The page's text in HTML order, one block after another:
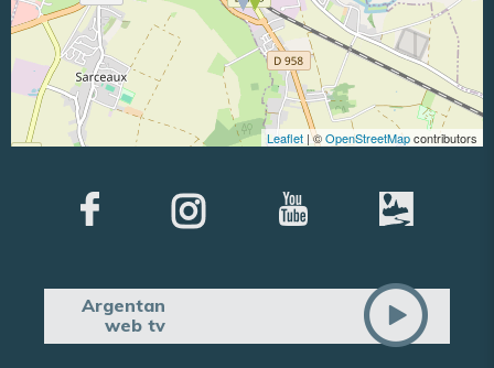
Leaflet | ©OpenStreetMapcontributors
Argentan
web tv